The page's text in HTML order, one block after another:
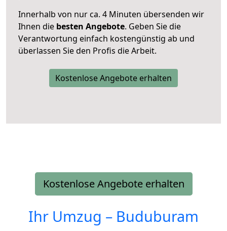
Innerhalb von nur ca. 4 Minuten übersenden wir
Ihnen die besten Angebote. Geben Sie die
Verantwortung einfach kostengünstig ab und
überlassen Sie den Profis die Arbeit.
Kostenlose Angebote erhalten
Kostenlose Angebote erhalten
Ihr Umzug – Buduburam